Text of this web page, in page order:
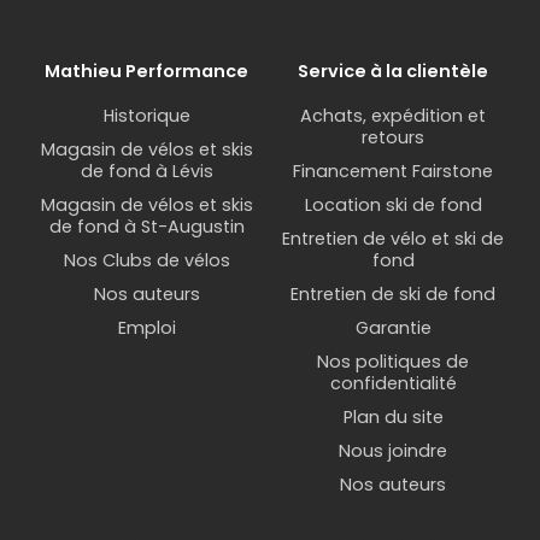
et des vidéos de vos sorties à vélo. Les supports
pour caméra d'action sont souvent ajustables
pour permettre différents angles de vue.
Un support pour compteur de vélo est conçu
pour fixer un cyclomètre sur le guidon ou la
potence de votre vélo. Les supports pour
compteur de vélo, tel que le modèleK-Edge
souvent conçus pour s'adapter à différents
modèles de compteurs. Des compagnies telles
que Scott et Giant produisent aussi leurs propres
supports pour cyclomètre intégrés à leurs
Mathieu Performance
Historique
Magasin de vélos et skis
de fond à Lévis
Magasin de vélos et skis
de fond à St-Augustin
Nos Clubs de vélos
Nos auteurs
Emploi
Service à la clientèle
Achats, expédition et
retours
Financement Fairstone
Location ski de fond
Entretien de vélo et ski de
fond
Entretien de ski de fond
Garantie
Nos politiques de
confidentialité
Plan du site
Nous joindre
Nos auteurs